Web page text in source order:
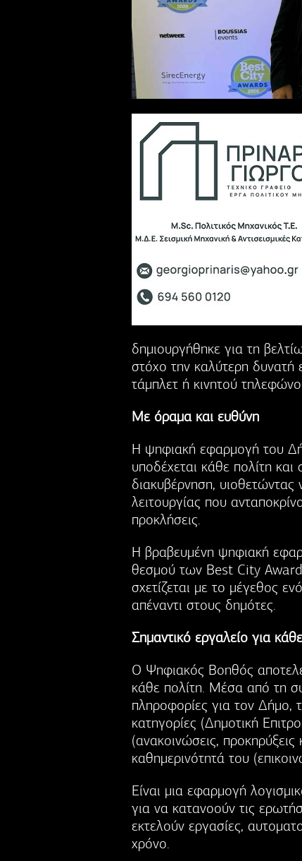
δημιουργήθηκε για τη
στόχο την καλύτερη
τάμπλετ ή κινητού
Με όραμα και ευθύνη
Η ψηφιακή εφαρμογή του
υποδέχεται κάθε πολίτη
διακυβέρνηση,
λειτουργίας που
προκλήσεις.
Η βραβευμένη ψηφιακή
θεσμού των Best City
σχετίζεται με το μέγεθος
απέναντι στους δημότες.
Σημαντικό εργαλείο για
Ο Ψηφιακός Βοηθός
κάθε πολίτη. Μέσα από τη
πληροφορίες για τον Δήμο,
κατηγορίες (Δημοτική
(ανακοινώσεις,
καθημερινότητά του
Είναι μια εφαρμογή
για να κατανοούν τις
εκτελούν εργασίες,
χρόνο.